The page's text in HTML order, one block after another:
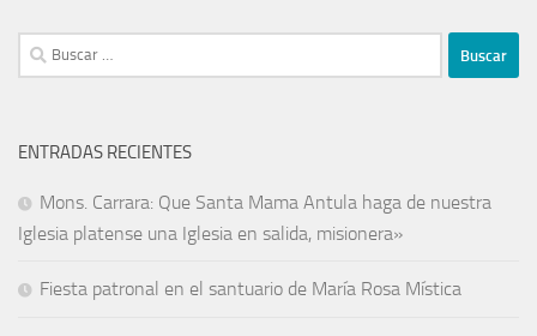
ENTRADAS RECIENTES
Mons. Carrara: Que Santa Mama Antula haga de nuestra
Iglesia platense una Iglesia en salida, misionera»
Fiesta patronal en el santuario de María Rosa Mística